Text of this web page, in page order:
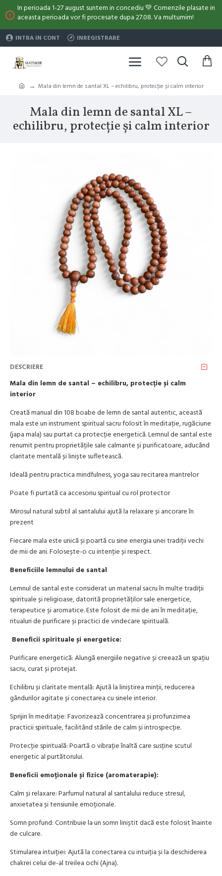
In perioada 1-27 august suntem in concediu 💚 Comenzile plasate in
aceasta perioada vor fi procesate dupa 27.08. Va multumim!
INTRA IN CONT INREGISTRARE
Mala din lemn de santal XL – echilibru, protecție și calm interior
Mala din lemn de santal XL –
echilibru, protecție și calm interior
DESCRIERE
Mala din lemn de santal – echilibru, protecție și calm
interior
Creată manual din 108 boabe de lemn de santal autentic, această
mala este un instrument spiritual sacru folosit în meditație, rugăciune
(japa mala) sau purtat ca protecție energetică. Lemnul de santal este
renumit pentru proprietățile sale calmante și purificatoare, aducând
claritate mentală și liniște sufletească.
Ideală pentru practica mindfulness, yoga sau recitarea mantrelor
Poate fi purtată ca accesoriu spiritual cu rol protector
Mirosul natural subtil al santalului ajută la relaxare și ancorare în
prezent
Fiecare mala este unică și poartă cu sine energia unei tradiții vechi
de mii de ani. Folosește-o cu intenție și respect.
Beneficiile lemnului de santal
Lemnul de santal este considerat un material sacru în multe tradiții
spirituale și religioase, datorită proprietăților sale energetice,
terapeutice și aromatice. Este folosit de mii de ani în meditație,
ritualuri de purificare și practici de vindecare spirituală.
Beneficii spirituale și energetice:
Purificare energetică: Alungă energiile negative și creează un spațiu
sacru, curat și protejat.
Echilibru și claritate mentală: Ajută la liniștirea minții, reducerea
gândurilor agitate și conectarea cu sinele interior.
Sprijin în meditație: Favorizează concentrarea și profunzimea
practicii spirituale, facilitând stările de calm și introspecție.
Protecție spirituală: Poartă o vibrație înaltă care susține scutul
energetic al purtătorului.
Beneficii emoționale și fizice (aromaterapie):
Calm și relaxare: Parfumul natural al santalului reduce stresul,
anxietatea și tensiunile emoționale.
Somn profund: Contribuie la un somn liniștit dacă este folosit înainte
de culcare.
Stimularea intuiției: Ajută la conectarea cu intuiția și la deschiderea
chakrei celui de-al treilea ochi (Ajna).